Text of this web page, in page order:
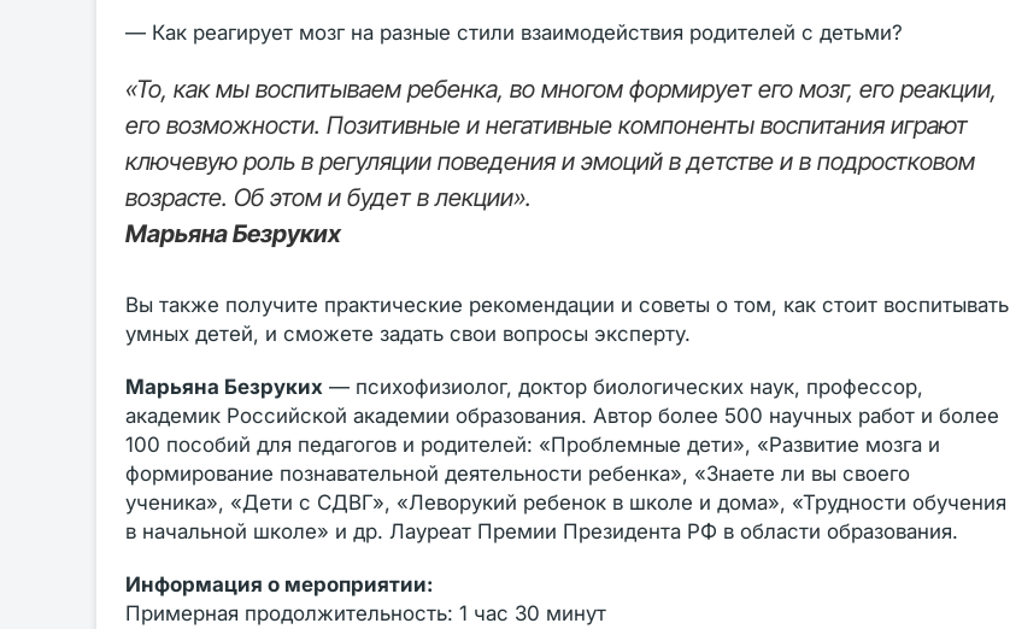
— Как реагирует мозг на разные стили взаимодействия родителей с детьми?
«То, как мы воспитываем ребенка, во многом формирует его мозг, его реакции,
его возможности. Позитивные и негативные компоненты воспитания играют
ключевую роль в регуляции поведения и эмоций в детстве и в подростковом
возрасте. Об этом и будет в лекции».
Марьяна Безруких
Вы также получите практические рекомендации и советы о том, как стоит воспитывать
умных детей, и сможете задать свои вопросы эксперту.
Марьяна Безруких — психофизиолог, доктор биологических наук, профессор,
академик Российской академии образования. Автор более 500 научных работ и более
100 пособий для педагогов и родителей: «Проблемные дети», «Развитие мозга и
формирование познавательной деятельности ребенка», «Знаете ли вы своего
ученика», «Дети с СДВГ», «Леворукий ребенок в школе и дома», «Трудности обучения
в начальной школе» и др. Лауреат Премии Президента РФ в области образования.
Информация о мероприятии:
Примерная продолжительность: 1 час 30 минут